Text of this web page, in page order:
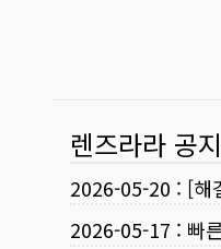
렌즈라라 공
2026-05-20 : [해
2026-05-17 : 빠